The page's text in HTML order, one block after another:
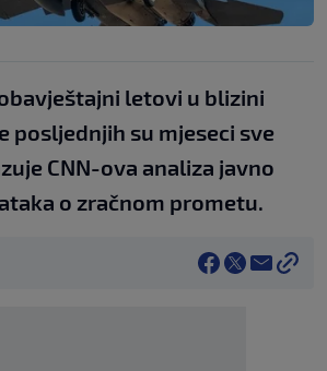
letovi u blizini
posljednjih su mjeseci sve
CNN-ova analiza javno
o zračnom prometu.